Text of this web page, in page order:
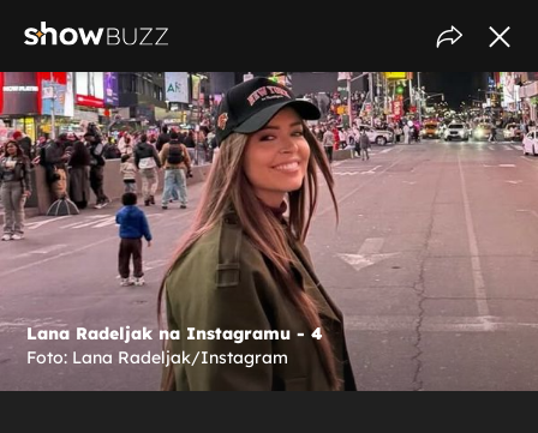
Lana Radeljak na Instagramu - 4
Foto: Lana Radeljak/Instagram